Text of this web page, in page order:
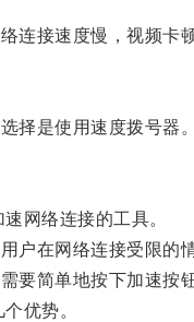
接速度慢，视频卡顿
是使用速度拨号器。
络连接的工具。
在网络连接受限的情
简单地按下加速按钮
优势。